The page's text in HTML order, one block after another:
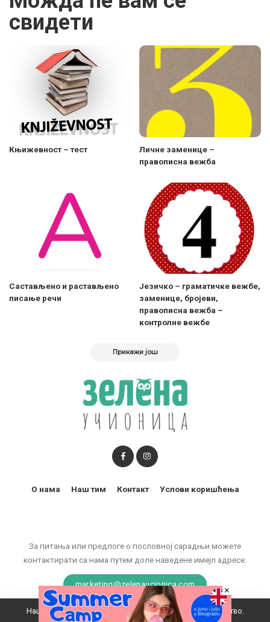
свидети
Књижевност – тест
Личне заменице –
правописна вежба
Састављено и растављено
писање речи
Језичко – граматичке вежбе,
заменице, бројеви,
правописна вежба –
контролне вежбе
Прикажи још
За питања или предлоге о пословној сарадњи можете
контактирати са нама путем доле наведене имејл адресе:
marketing@zelenaucionica.com
О нама Наш тим Контакт Услови коришћења
Наш вебсајт користи колачиће да побољша ваше искуство.
×